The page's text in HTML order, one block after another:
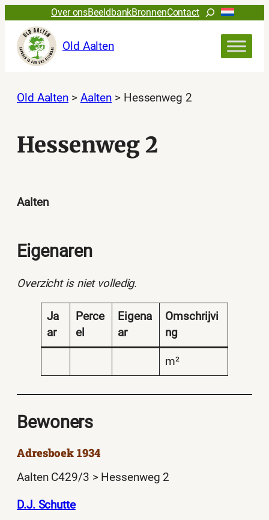
naar
inhoud
Over onsBeeldbankBronnenContactZoeken
Old Aalten
Old Aalten > Aalten > Hessenweg 2
Hessenweg 2
Aalten
Eigenaren
Overzicht is niet volledig.
Ja
ar
Perce
el
Eigena
ar
Omschrijvi
ng
m²
Bewoners
Adresboek 1934
Aalten C429/3 > Hessenweg 2
D.J. Schutte